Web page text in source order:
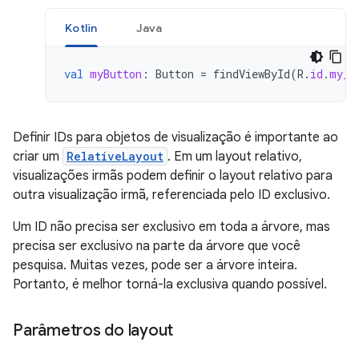
Kotlin Java
val myButton : Button = findViewById(R . id .
Definir IDs para objetos de visualização é importante ao
criar um RelativeLayout . Em um layout relativo,
visualizações irmãs podem definir o layout relativo para
outra visualização irmã, referenciada pelo ID exclusivo.
Um ID não precisa ser exclusivo em toda a árvore, mas
precisa ser exclusivo na parte da árvore que você
pesquisa. Muitas vezes, pode ser a árvore inteira.
Portanto, é melhor torná-la exclusiva quando possível.
Parâmetros do layout